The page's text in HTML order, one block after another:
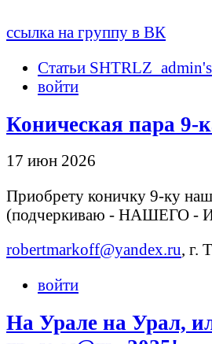
ссылка на группу в ВК
Статьи SHTRLZ_admin's
войти
Коническая пара 9-
17 июн 2026
Приобрету коничку 9-ку
(подчеркиваю - НАШЕГО -
robertmarkoff@yandex.ru, г.
войти
На Урале на Урал,